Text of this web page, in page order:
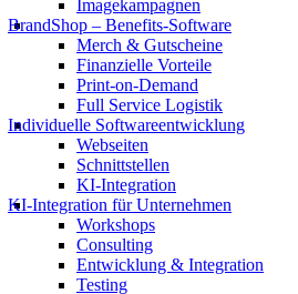
Imagekampagnen
BrandShop – Benefits-Software
Merch & Gutscheine
Finanzielle Vorteile
Print-on-Demand
Full Service Logistik
Individuelle Softwareentwicklung
Webseiten
Schnittstellen
KI-Integration
KI-Integration für Unternehmen
Workshops
Consulting
Entwicklung & Integration
Testing